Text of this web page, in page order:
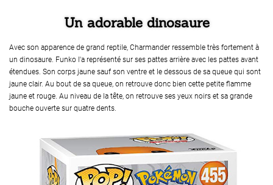
Un adorable dinosaure
Avec son apparence de grand reptile, Charmander ressemble très fortement à
un dinosaure. Funko l'a représenté sur ses pattes arrière avec les pattes avant
étendues. Son corps jaune sauf son ventre et le dessous de sa queue qui sont
jaune clair. Au bout de sa queue, on retrouve donc bien cette petite flamme
jaune et rouge. Au niveau de la tête, on retrouve ses yeux noirs et sa grande
bouche ouverte sur quatre dents.